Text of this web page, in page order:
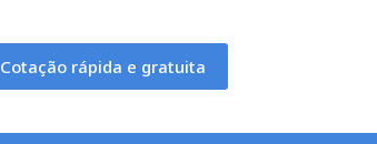
Cotação rápida e gratuita